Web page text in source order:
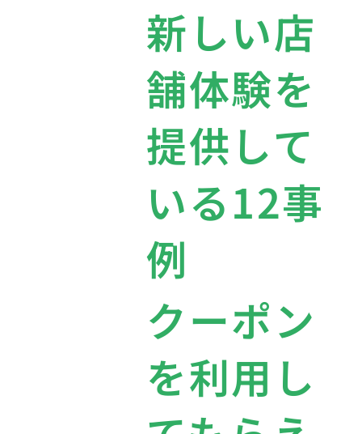
新しい店
舗体験を
提供して
いる12事
例
クーポン
を利用し